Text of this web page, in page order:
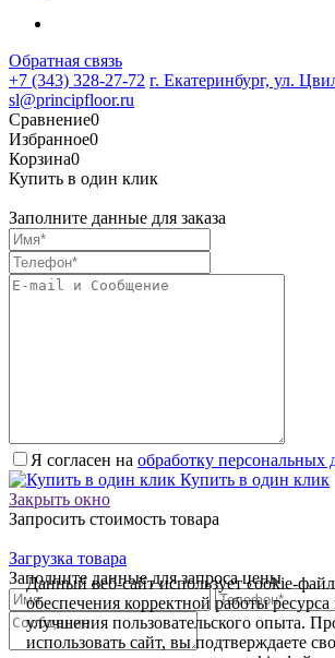
Обратная связь
+7 (343) 328-27-72 г. Екатеринбург, ул.
sl@principfloor.ru
Сравнение0
Избранное0
Корзина0
Купить в один клик
Заполните данные для заказа
Я согласен на обработку персональных
Купить в один клик
Закрыть окно
Запросить стоимость товара
Загрузка товара
Заполните данные для запроса цены
Данный веб-сайт использует cookie-
обеспечения корректной работы ресурса
улучшения пользовательского опыта.
использовать сайт, вы подтверждаете